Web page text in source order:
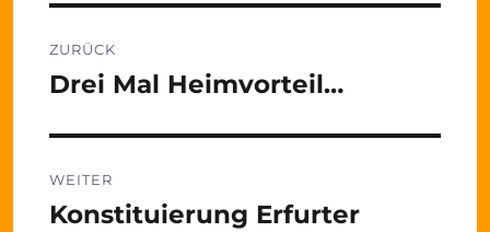
ZURÜCK
Vorheriger
Drei Mal Heimvorteil…
WEITER
Nächster
Konstituierung Erfurter